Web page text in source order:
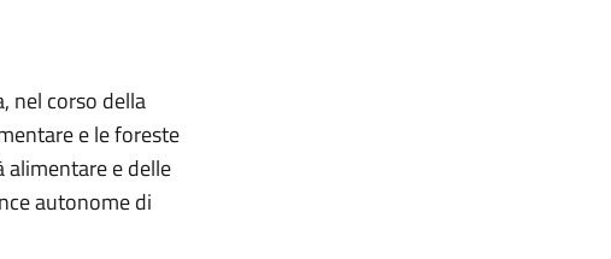
nel corso della
e le foreste
alimentare e delle
autonome di